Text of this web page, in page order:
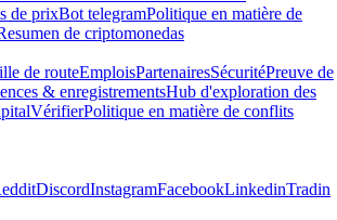
de prixBot telegramPolitique en matière de
de criptomonedas
de routeEmploisPartenairesSécuritéPreuve de
& enregistrementsHub d'exploration des
VérifierPolitique en matière de conflits
DiscordInstagramFacebookLinkedinTradin